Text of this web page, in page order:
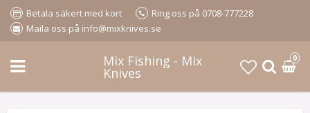
Betala säkert med kort
Ring oss på 0708-777228
Maila oss på info@mixknives.se
Mix Fishing - Mix
Knives
0